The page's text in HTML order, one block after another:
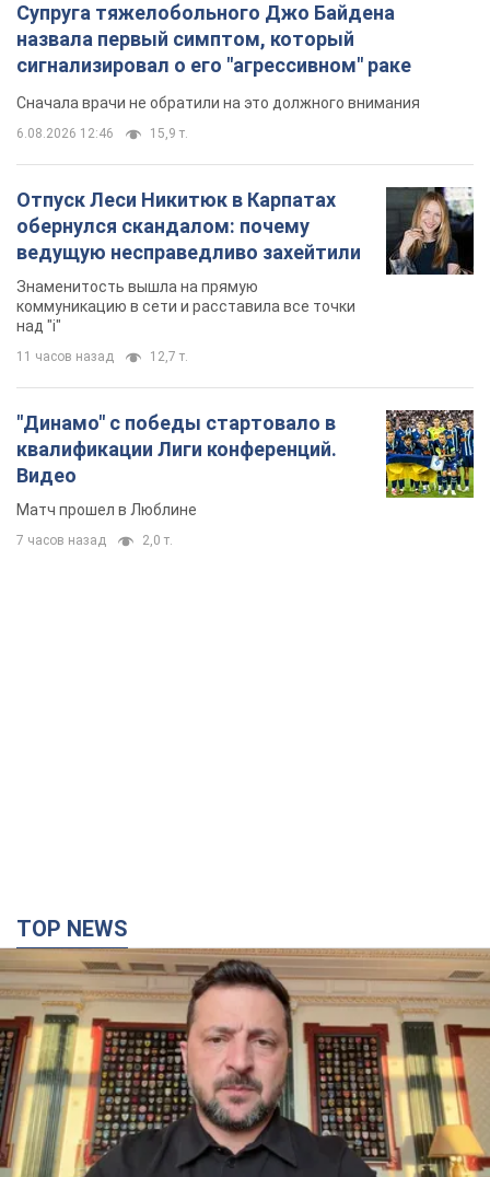
Супруга тяжелобольного Джо Байдена
назвала первый симптом, который
сигнализировал о его "агрессивном" раке
Сначала врачи не обратили на это должного внимания
6.08.2026 12:46 15,9 т.
Отпуск Леси Никитюк в Карпатах
обернулся скандалом: почему
ведущую несправедливо захейтили
Знаменитость вышла на прямую
коммуникацию в сети и расставила все точки
над "i"
11 часов назад 12,7 т.
"Динамо" с победы стартовало в
квалификации Лиги конференций.
Видео
Матч прошел в Люблине
7 часов назад 2,0 т.
TOP NEWS